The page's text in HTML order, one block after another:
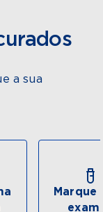
a sua
Marque